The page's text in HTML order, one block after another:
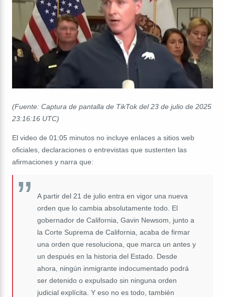
(Fuente: Captura de pantalla de TikTok del 23 de julio de 2025
23:16:16 UTC)
El video de 01:05 minutos no incluye enlaces a sitios web
oficiales, declaraciones o entrevistas que sustenten las
afirmaciones y narra que:
A partir del 21 de julio entra en vigor una nueva
orden que lo cambia absolutamente todo. El
gobernador de California, Gavin Newsom, junto a
la Corte Suprema de California, acaba de firmar
una orden que resoluciona, que marca un antes y
un después en la historia del Estado. Desde
ahora, ningún inmigrante indocumentado podrá
ser detenido o expulsado sin ninguna orden
judicial explícita. Y eso no es todo, también